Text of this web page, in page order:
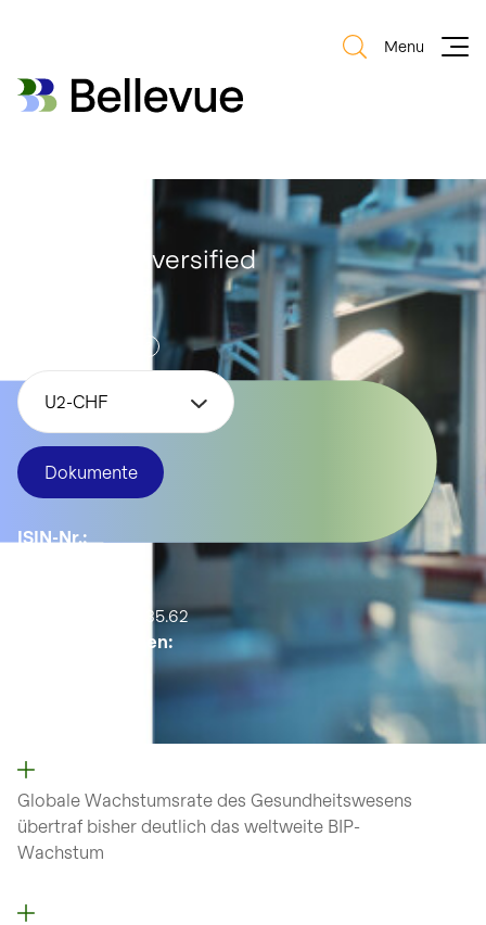
Bellevue Group AG
Menu
Bellevue Diversified
U2-CHF
Dokumente
ISIN-Nr.:
35.62
Anzahl Positionen:
Globale Wachstumsrate des Gesundheitswesens
übertraf bisher deutlich das weltweite BIP-
Wachstum